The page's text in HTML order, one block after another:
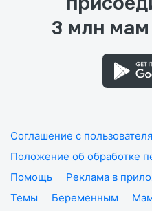
3 млн мам
Соглашение с
Положение об обработке
Помощь
Реклама в
Темы
Беременным